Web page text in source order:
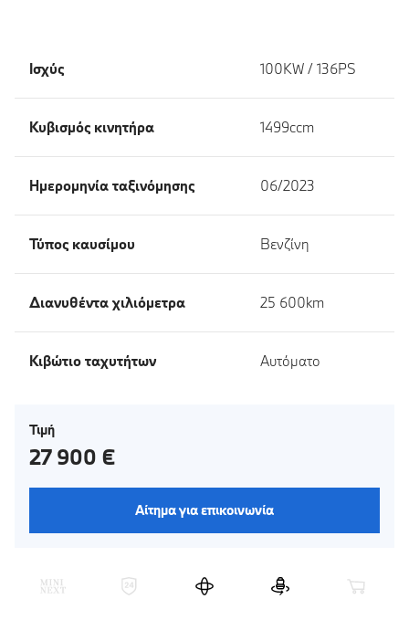
Ισχύς 100KW / 136PS
Κυβισμός κινητήρα 1499ccm
Ημερομηνία ταξινόμησης 06/2023
Τύπος καυσίμου Βενζίνη
Διανυθέντα χιλιόμετρα 25 600km
Κιβώτιο ταχυτήτων Αυτόματο
Τιμή
27 900 €
Αίτημα για επικοινωνία